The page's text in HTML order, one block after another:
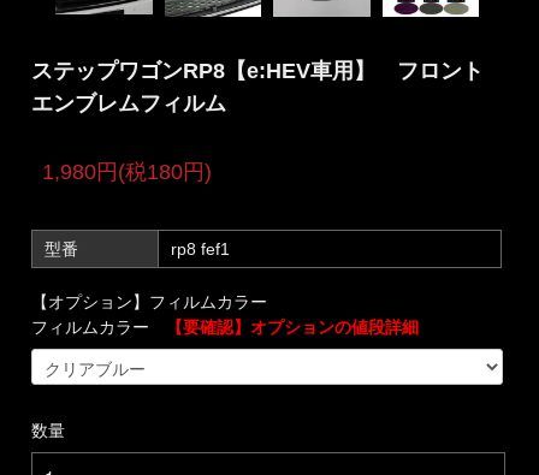
ステップワゴンRP8【e:HEV車用】 フロント
エンブレムフィルム
1,980円(税180円)
型番 rp8 fef1
【オプション】フィルムカラー
フィルムカラー
【要確認】オプションの値段詳細
数量